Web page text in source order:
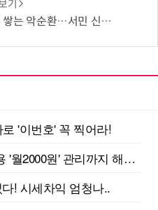
기
…서민 신용평가 사각지대 메운다